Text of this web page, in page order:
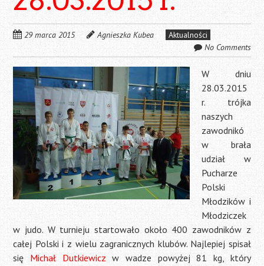
29 marca 2015 Agnieszka Kubea
Aktualności
No Comments
W dniu
28.03.2015
r. trójka
naszych
zawodnikó
w brała
udział w
Pucharze
Polski
Młodzików i
Młodziczek
w judo. W turnieju startowało około 400 zawodników z
całej Polski i z wielu zagranicznych klubów. Najlepiej spisał
się Michał Dutkiewicz w wadze powyżej 81 kg, który